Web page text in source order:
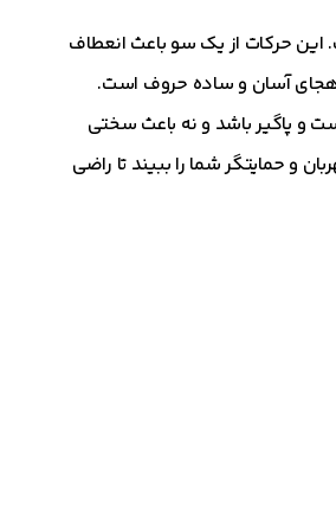
حرکات از یک سو باعث انعطاف
هجای آسان و ساده حروف است.
و پاگیر باشد و نه باعث سختی
و حمایتگر شما را ببیند تا راضی